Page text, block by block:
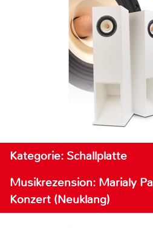
Kategorie: Schallplatte
Musikrezension: Marialy
Konzert (Neuklang)